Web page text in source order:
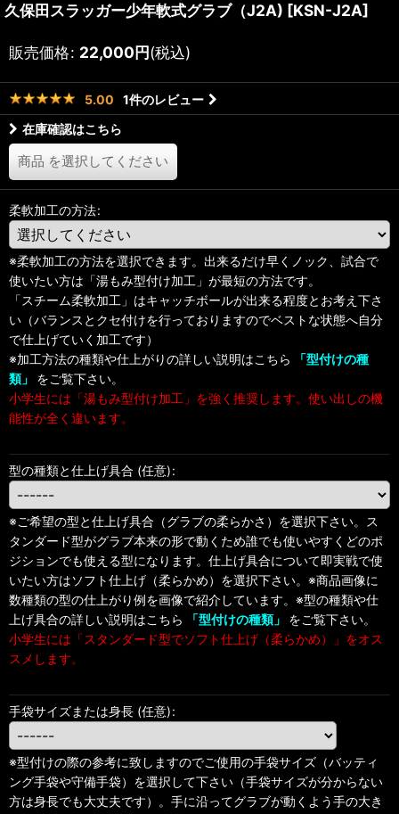
久保田スラッガー少年軟式グラブ（J2A) [KSN-J2A]
販売価格: 22,000円(税込)
5.00 1件のレビュー
在庫確認はこちら
商品 を選択してください
柔軟加工の方法:
※柔軟加工の方法を選択できます。出来るだけ早くノック、試合で
使いたい方は「湯もみ型付け加工」が最短の方法です。
「スチーム柔軟加工」はキャッチボールが出来る程度とお考え下さ
い（バランスとクセ付けを行っておりますのでベストな状態へ自分
で仕上げていく加工です）
※加工方法の種類や仕上がりの詳しい説明はこちら
「型付けの種
類」 をご覧下さい。
小学生には「湯もみ型付け加工」を強く推奨します。使い出しの機
能性が全く違います。
型の種類と仕上げ具合 (任意):
※ご希望の型と仕上げ具合（グラブの柔らかさ）を選択下さい。ス
タンダード型がグラブ本来の形で動くため誰でも使いやすくどのポ
ジションでも使える型になります。仕上げ具合について即実戦で使
いたい方はソフト仕上げ（柔らかめ）を選択下さい。※商品画像に
数種類の型の仕上がり例を画像で紹介しています。※型の種類や仕
上げ具合の詳しい説明はこちら
「型付けの種類」 をご覧下さい。
小学生には「スタンダード型でソフト仕上げ（柔らかめ）」をオス
スメします。
手袋サイズまたは身長 (任意):
※型付けの際の参考に致しますのでご使用の手袋サイズ（バッティ
ング手袋や守備手袋）を選択して下さい（手袋サイズが分からない
方は身長でも大丈夫です）。手に沿ってグラブが動くよう手の大き